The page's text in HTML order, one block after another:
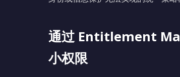
通过 Entitlement
小权限